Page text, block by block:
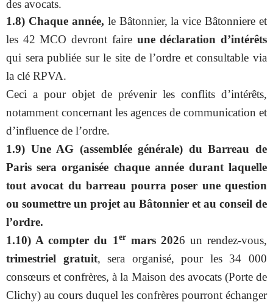
des avocats.
1.8) Chaque année, le Bâtonnier, la vice Bâtonniere et
les 42 MCO devront faire une déclaration d’intérêts
qui sera publiée sur le site de l’ordre et consultable via
la clé RPVA.
Ceci a pour objet de prévenir les conflits d’intérêts,
notamment concernant les agences de communication et
d’influence de l’ordre.
1.9) Une AG (assemblée générale) du Barreau de
Paris sera organisée chaque année durant laquelle
tout avocat du barreau pourra poser une question
ou soumettre un projet au Bâtonnier et au conseil de
l’ordre.
1.10) A compter du 1 ermars 2026 un rendez-vous,
trimestriel gratuit, sera organisé, pour les 34 000
consœurs et confrères, à la Maison des avocats (Porte de
Clichy) au cours duquel les confrères pourront échanger